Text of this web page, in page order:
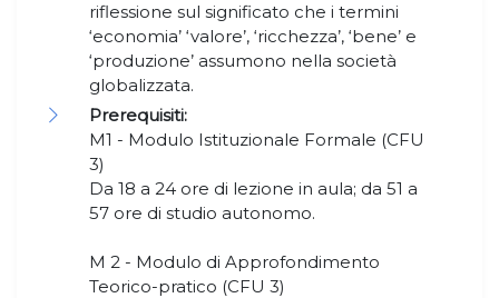
riflessione sul significato che i termini
‘economia’ ‘valore’, ‘ricchezza’, ‘bene’ e
‘produzione’ assumono nella società
globalizzata.
Prerequisiti:
M1 - Modulo Istituzionale Formale (CFU
3)
Da 18 a 24 ore di lezione in aula; da 51 a
57 ore di studio autonomo.
M 2 - Modulo di Approfondimento
Teorico-pratico (CFU 3)